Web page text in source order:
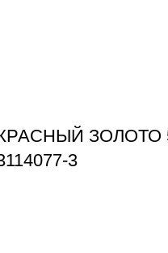
КРАСНЫЙ ЗОЛОТО
3